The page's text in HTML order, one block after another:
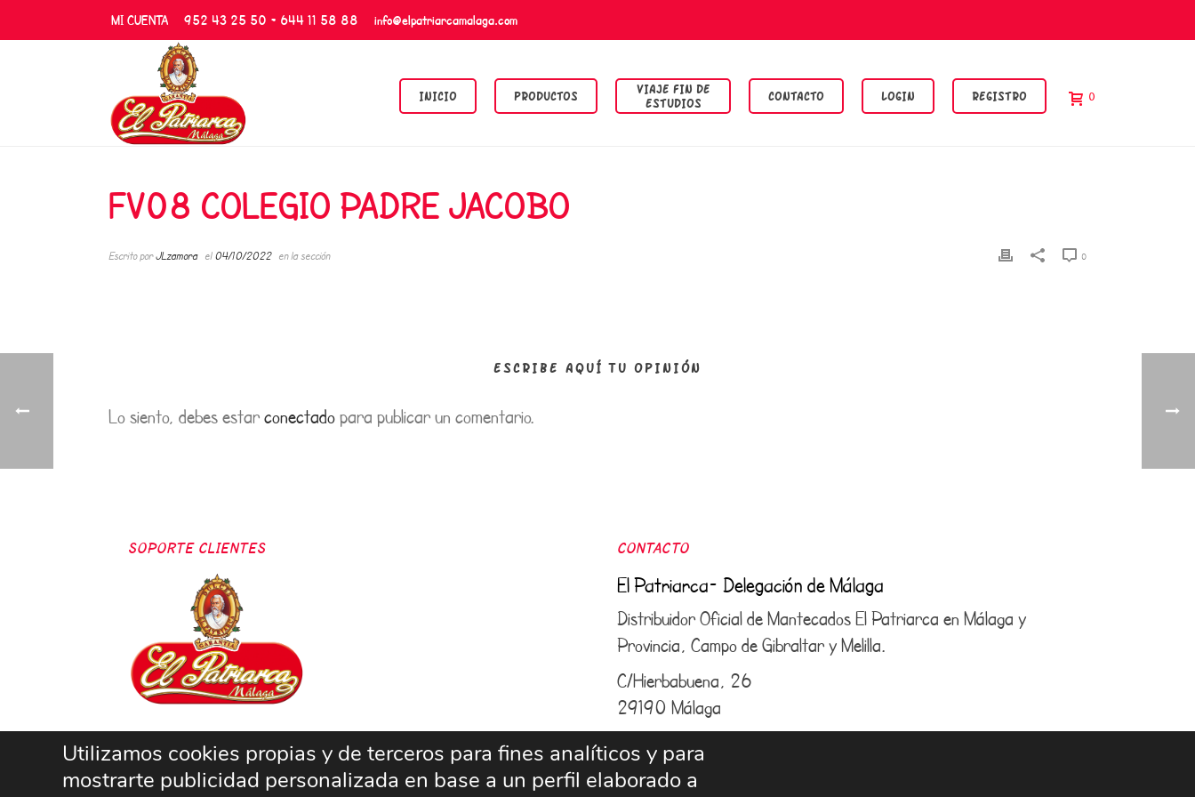
MI CUENTA 952 43 25 50 - 644 11 58 88 info@elpatriarcamalaga.com
INICIO PRODUCTOS
VIAJE FIN DE
ESTUDIOS
CONTACTO LOGIN REGISTRO 0
FV08 COLEGIO PADRE JACOBO
Escrito porJLzamora el 04/10/2022 en la sección 0
ESCRIBE AQUÍ TU OPINIÓN
Lo siento, debes estarconectadopara publicar un comentario.
SOPORTE CLIENTES CONTACTO
El Patriarca- Delegación de Málaga
Distribuidor Oficial de Mantecados El Patriarca en Málaga y
Provincia, Campo de Gibraltar y Melilla.
C/Hierbabuena, 26
29190 Málaga
info@elpatriarcamalaga.com
Utilizamos cookies propias y de terceros para fines analíticos y para
mostrarte publicidad personalizada en base a un perfil elaborado a